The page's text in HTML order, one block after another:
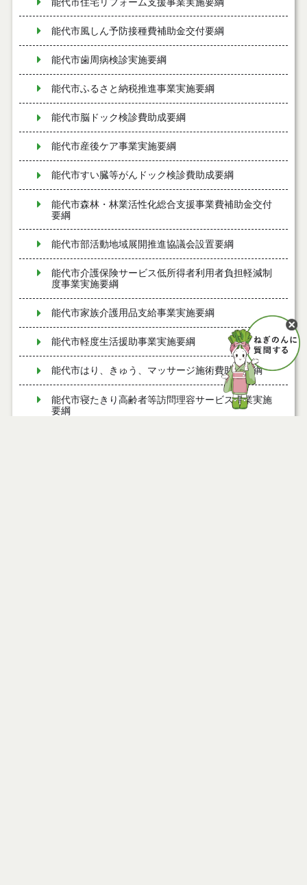
能代市住宅リフォーム支援事業実施要綱
能代市風しん予防接種費補助金交付要綱
能代市歯周病検診実施要綱
能代市ふるさと納税推進事業実施要綱
能代市脳ドック検診費助成要綱
能代市産後ケア事業実施要綱
能代市すい臓等がんドック検診費助成要綱
能代市森林・林業活性化総合支援事業費補助金交付
要綱
能代市部活動地域展開推進協議会設置要綱
能代市介護保険サービス低所得者利用者負担軽減制
度事業実施要綱
能代市家族介護用品支給事業実施要綱
能代市軽度生活援助事業実施要綱
能代市はり、きゅう、マッサージ施術費助成要綱
能代市寝たきり高齢者等訪問理容サービス事業実施
要綱